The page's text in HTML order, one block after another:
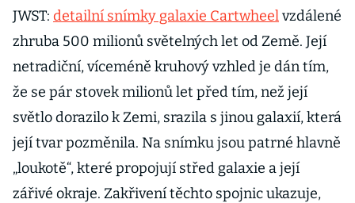
JWST: detailní snímky galaxie Cartwheelvzdálené
zhruba 500 milionů světelných let od Země. Její
netradiční, víceméně kruhový vzhled je dán tím,
že se pár stovek milionů let před tím, než její
světlo dorazilo k Zemi, srazila s jinou galaxií, která
její tvar pozměnila. Na snímku jsou patrné hlavně
„loukotě“, které propojují střed galaxie a její
zářivé okraje. Zakřivení těchto spojnic ukazuje,